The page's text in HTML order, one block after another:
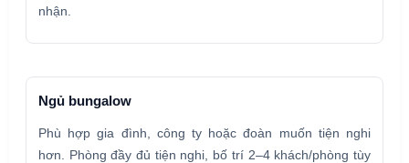
nhận.
Ngủ bungalow
Phù hợp gia đình, công ty hoặc đoàn muốn tiện nghi
hơn. Phòng đầy đủ tiện nghi, bố trí 2–4 khách/phòng tùy